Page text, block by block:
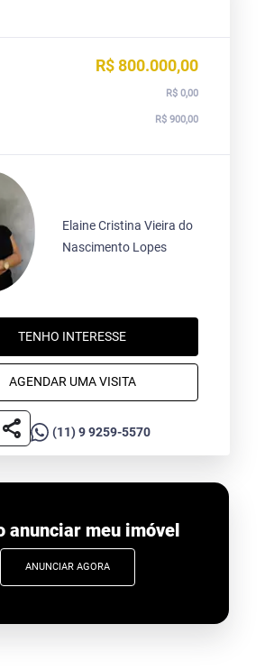
R$ 800.000,00
R$ 0,00
R$ 900,00
Elaine Cristina Vieira do
Nascimento Lopes
TENHO INTERESSE
AGENDAR UMA VISITA
share (11) 9 9259-5570
anunciar meu imóvel
ANUNCIAR AGORA